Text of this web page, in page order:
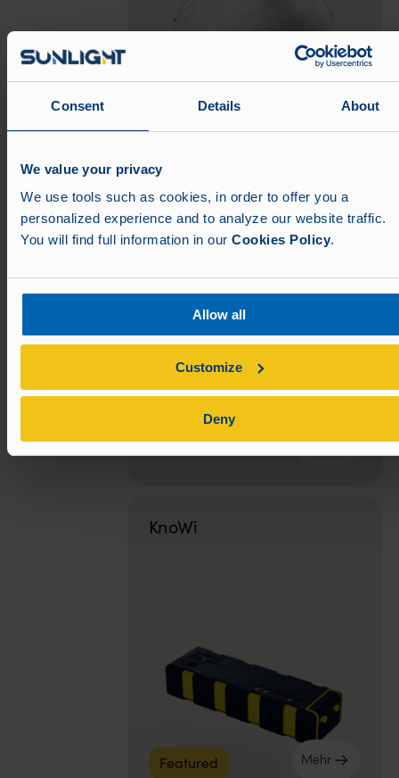
Consent Details About
We value your privacy
We use tools such as cookies, in order to offer you a
personalized experience and to analyze our website traffic.
You will find full information in our Cookies Policy.
Allow all
Customize
Deny
HELUX
Mehr
KnoWi
Featured Mehr